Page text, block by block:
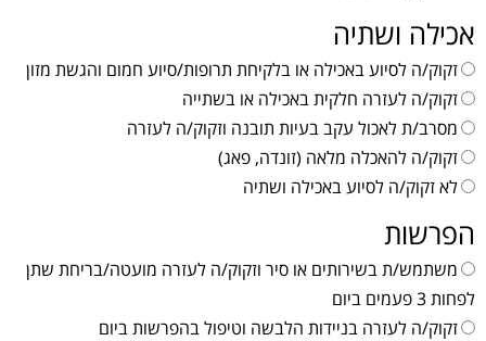
אכילה ושתיה
זקוק/ה לסיוע באכילה או בלקיחת תרופות/סיוע חמום והגשת מזון
זקוק/ה לעזרה חלקית באכילה או בשתייה
מסרב/ת לאכול עקב בעיות תובנה וזקוק/ה לעזרה
זקוק/ה להאכלה מלאה (זונדה, פאג)
לא זקוק/ה לסיוע באכילה ושתיה
הפרשות
משתמש/ת בשירותים או סיר וזקוק/ה לעזרה מועטה/בריחת שתן
לפחות 3 פעמים ביום
זקוק/ה לעזרה בניידות הלבשה וטיפול בהפרשות ביום